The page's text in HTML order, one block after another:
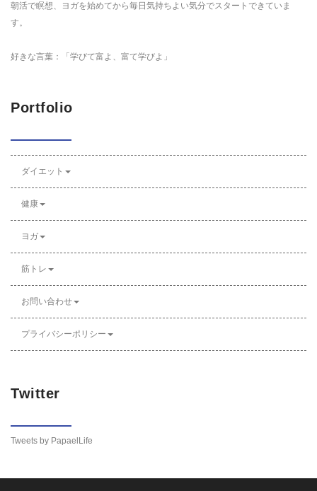
朝活で瞑想、ヨガを始めてから毎日気持ちよい気分でスタートできていま
す。
好きな言葉：「学びて富よ、富て学びよ」
Portfolio
ダイエット
健康
ヨガ
筋トレ
お問い合わせ
プライバシーポリシー
Twitter
Tweets by PapaelLife